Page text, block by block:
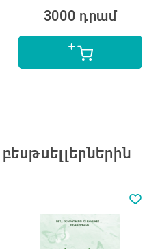
3000 դրամ